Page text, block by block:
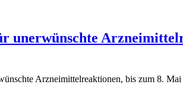
unerwünschte
Arzneimittelreaktionen, bis zum 8.